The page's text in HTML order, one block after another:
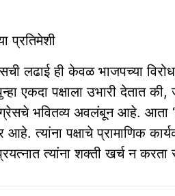
प्रतिमेशी
लढाई ही केवळ भाजपच्या
एकदा पक्षाला उभारी देतात
भवितव्य अवलंबून आहे. आता
आहे. त्यांना पक्षाचे प्रामाणिक
त्यांना शक्ती खर्च न